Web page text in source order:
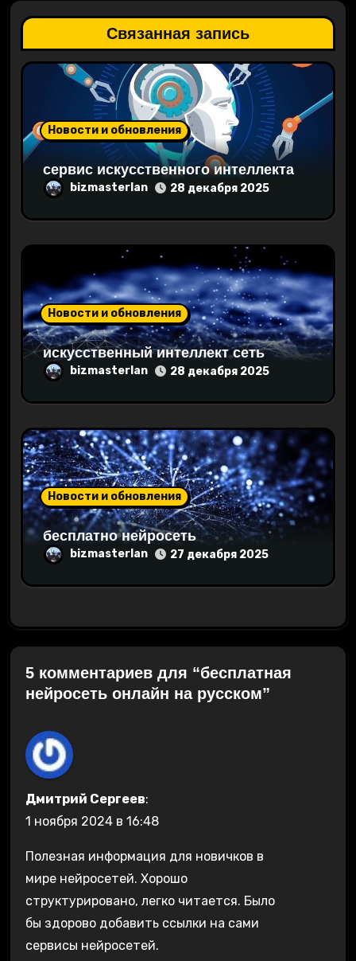
п
о
а
п
с
я
м
Связанная запись
Новости и обновления
сервис искусственного интеллекта
bizmasterlan 28 декабря 2025
Новости и обновления
искусственный интеллект сеть
bizmasterlan 28 декабря 2025
Новости и обновления
бесплатно нейросеть
bizmasterlan 27 декабря 2025
5 комментариев для “бесплатная
нейросеть онлайн на русском”
Дмитрий Сергеев:
1 ноября 2024 в 16:48
Полезная информация для новичков в
мире нейросетей. Хорошо
структурировано, легко читается. Было
бы здорово добавить ссылки на сами
сервисы нейросетей.